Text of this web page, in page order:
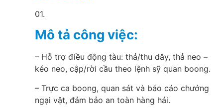
01.
Mô tả công việc:
– Hỗ trợ điều động tàu: thả/thu dây, thả neo –
kéo neo, cập/rời cầu theo lệnh sỹ quan boong.
– Trực ca boong, quan sát và báo cáo chướng
ngại vật, đảm bảo an toàn hàng hải.